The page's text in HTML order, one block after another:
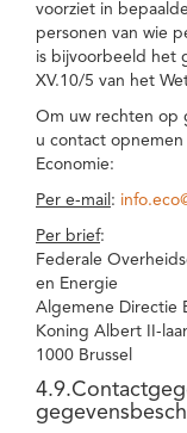
voorziet in
personen van wie
is bijvoorbeeld het
XV.10/5 van het
Om uw rechten op
u contact
Economie:
Per e-mail :
Per brief:
Federale
en Energie
Algemene Directie
Koning Albert II-
1000 Brussel